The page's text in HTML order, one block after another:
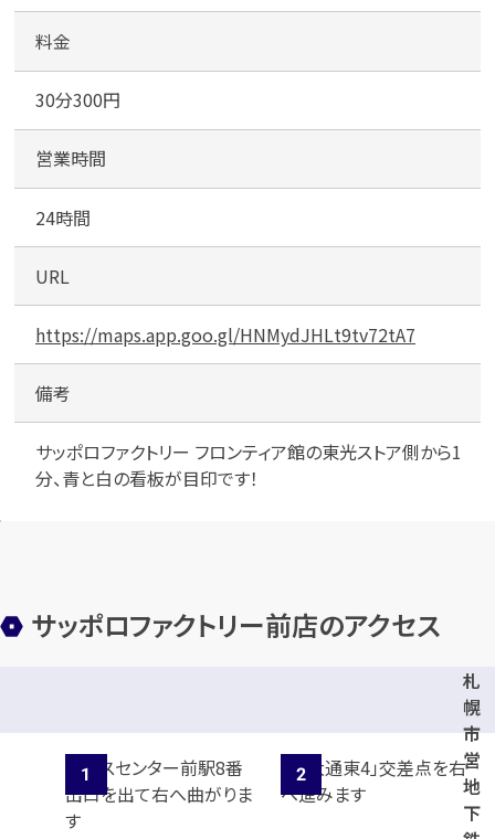
ポ
フ
１
料金
30分300円
営業時間
24時間
URL
https://maps.app.goo.gl/HNMydJHLt9tv72tA7
備考
サッポロファクトリー フロンティア館の東光ストア側から1
分、青と白の看板が目印です！
サッポロファクトリー前店のアクセス
札
幌
市
営
地
下